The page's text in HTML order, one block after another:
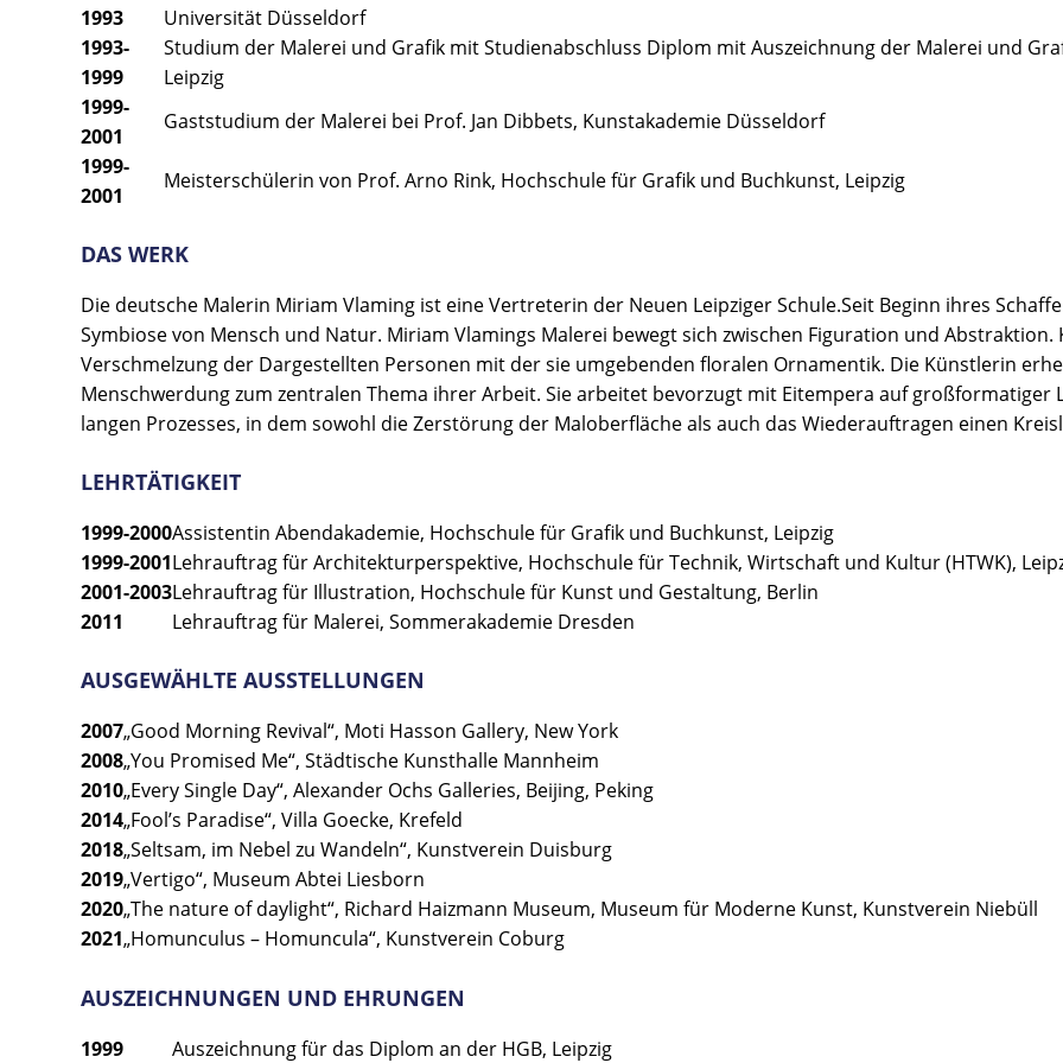
1993
Universität Düsseldorf
1993-
1999
Studium der Malerei und Grafik mit Studienabschluss Diplom mit Auszeichnung der Malerei und
Leipzig
1999-
2001
Gaststudium der Malerei bei Prof. Jan Dibbets, Kunstakademie Düsseldorf
1999-
2001
Meisterschülerin von Prof. Arno Rink, Hochschule für Grafik und Buchkunst, Leipzig
DAS WERK
Die deutsche Malerin Miriam Vlaming ist eine Vertreterin der Neuen Leipziger Schule.Seit Beginn ihres
Symbiose von Mensch und Natur. Miriam Vlamings Malerei bewegt sich zwischen Figuration und
Verschmelzung der Dargestellten Personen mit der sie umgebenden floralen Ornamentik. Die Künstlerin
Menschwerdung zum zentralen Thema ihrer Arbeit. Sie arbeitet bevorzugt mit Eitempera auf großformatiger
langen Prozesses, in dem sowohl die Zerstörung der Maloberfläche als auch das Wiederauftragen einen
LEHRTÄTIGKEIT
1999-2000Assistentin Abendakademie, Hochschule für Grafik und Buchkunst, Leipzig
1999-2001Lehrauftrag für Architekturperspektive, Hochschule für Technik, Wirtschaft und Kultur (HTWK),
2001-2003Lehrauftrag für Illustration, Hochschule für Kunst und Gestaltung, Berlin
2011
Lehrauftrag für Malerei, Sommerakademie Dresden
AUSGEWÄHLTE AUSSTELLUNGEN
2007„Good Morning Revival“, Moti Hasson Gallery, New York
2008„You Promised Me“, Städtische Kunsthalle Mannheim
2010„Every Single Day“, Alexander Ochs Galleries, Beijing, Peking
2014„Fool’s Paradise“, Villa Goecke, Krefeld
2018„Seltsam, im Nebel zu Wandeln“, Kunstverein Duisburg
2019„Vertigo“, Museum Abtei Liesborn
2020„The nature of daylight“, Richard Haizmann Museum, Museum für Moderne Kunst, Kunstverein Niebüll
2021„Homunculus – Homuncula“, Kunstverein Coburg
AUSZEICHNUNGEN UND EHRUNGEN
1999 Auszeichnung für das Diplom an der HGB, Leipzig